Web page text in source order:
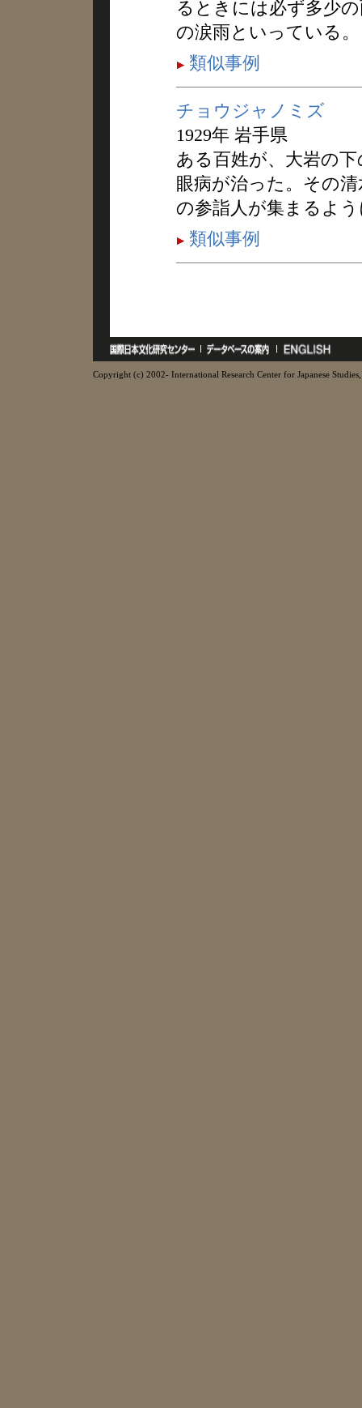
るときには必ず多少
の涙雨といっている。
類似事例
チョウジャノミズ
1929年 岩手県
ある百姓が、大岩の
眼病が治った。その
の参詣人が集まるよ
類似事例
Copyright (c) 2002- International Research Center for Japanese